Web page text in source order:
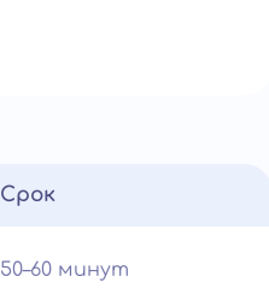
Срок
50–60 минут